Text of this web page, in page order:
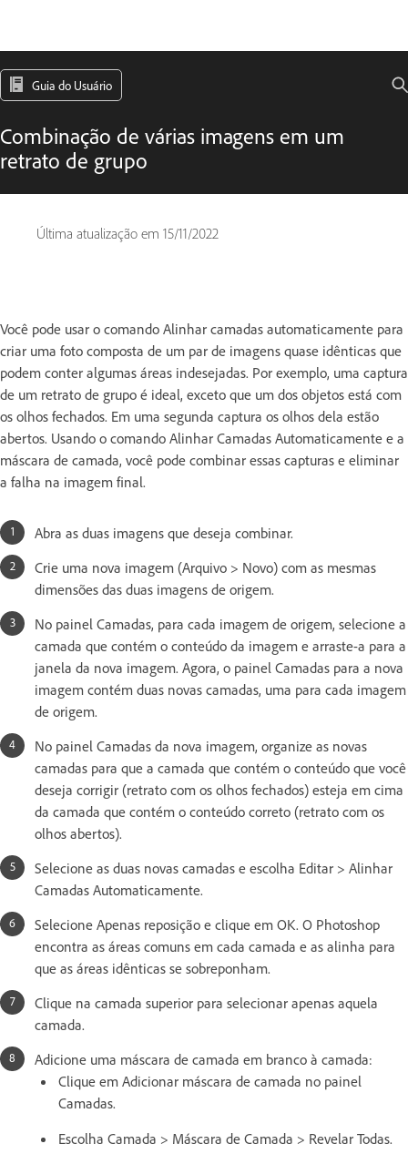
Guia do Usuário
Combinação de várias imagens em um
retrato de grupo
Última atualização em 15/11/2022
Você pode usar o comando Alinhar camadas automaticamente para
criar uma foto composta de um par de imagens quase idênticas que
podem conter algumas áreas indesejadas. Por exemplo, uma captura
de um retrato de grupo é ideal, exceto que um dos objetos está com
os olhos fechados. Em uma segunda captura os olhos dela estão
abertos. Usando o comando Alinhar Camadas Automaticamente e a
máscara de camada, você pode combinar essas capturas e eliminar
a falha na imagem final.
Abra as duas imagens que deseja combinar.
Crie uma nova imagem (Arquivo > Novo) com as mesmas
dimensões das duas imagens de origem.
No painel Camadas, para cada imagem de origem, selecione a
camada que contém o conteúdo da imagem e arraste-a para a
janela da nova imagem. Agora, o painel Camadas para a nova
imagem contém duas novas camadas, uma para cada imagem
de origem.
No painel Camadas da nova imagem, organize as novas
camadas para que a camada que contém o conteúdo que você
deseja corrigir (retrato com os olhos fechados) esteja em cima
da camada que contém o conteúdo correto (retrato com os
olhos abertos).
Selecione as duas novas camadas e escolha Editar > Alinhar
Camadas Automaticamente.
Selecione Apenas reposição e clique em OK. O Photoshop
encontra as áreas comuns em cada camada e as alinha para
que as áreas idênticas se sobreponham.
Clique na camada superior para selecionar apenas aquela
camada.
Adicione uma máscara de camada em branco à camada:
Clique em Adicionar máscara de camada no painel
Camadas.
Escolha Camada > Máscara de Camada > Revelar Todas.